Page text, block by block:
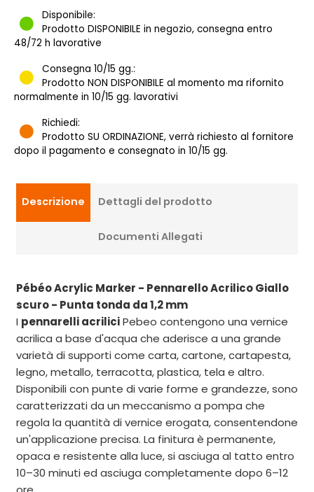
Disponibile:
Prodotto DISPONIBILE in negozio, consegna entro
48/72 h lavorative
Consegna 10/15 gg.:
Prodotto NON DISPONIBILE al momento ma rifornito
normalmente in 10/15 gg. lavorativi
Richiedi:
Prodotto SU ORDINAZIONE, verrà richiesto al fornitore
dopo il pagamento e consegnato in 10/15 gg.
Descrizione Dettagli del prodotto
Documenti Allegati
Pébéo Acrylic Marker - Pennarello Acrilico Giallo
scuro - Punta tonda da 1,2 mm
I pennarelli acriliciPebeo contengono una vernice
acrilica a base d'acqua che aderisce a una grande
varietà di supporti come carta, cartone, cartapesta,
legno, metallo, terracotta, plastica, tela e altro.
Disponibili con punte di varie forme e grandezze, sono
caratterizzati da un meccanismo a pompa che
regola la quantità di vernice erogata, consentendone
un'applicazione precisa. La finitura è permanente,
opaca e resistente alla luce, si asciuga al tatto entro
10–30 minuti ed asciuga completamente dopo 6–12